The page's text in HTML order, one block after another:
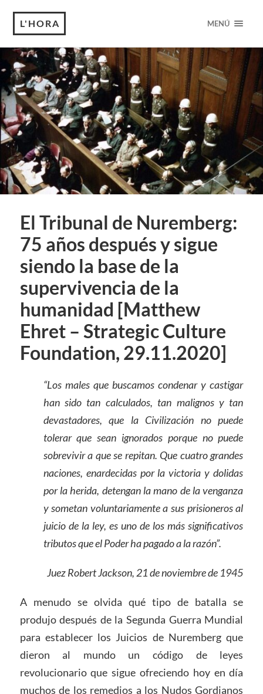
L'HORA MENÚ
El Tribunal de Nuremberg:
75 años después y sigue
siendo la base de la
supervivencia de la
humanidad [Matthew
Ehret – Strategic Culture
Foundation, 29.11.2020]
“Los males que buscamos condenar y castigar
han sido tan calculados, tan malignos y tan
devastadores, que la Civilización no puede
tolerar que sean ignorados porque no puede
sobrevivir a que se repitan. Que cuatro grandes
naciones, enardecidas por la victoria y dolidas
por la herida, detengan la mano de la venganza
y sometan voluntariamente a sus prisioneros al
juicio de la ley, es uno de los más significativos
tributos que el Poder ha pagado a la razón”.
Juez Robert Jackson, 21 de noviembre de 1945
A menudo se olvida qué tipo de batalla se
produjo después de la Segunda Guerra Mundial
para establecer los Juicios de Nuremberg que
dieron al mundo un código de leyes
revolucionario que sigue ofreciendo hoy en día
muchos de los remedios a los Nudos Gordianos